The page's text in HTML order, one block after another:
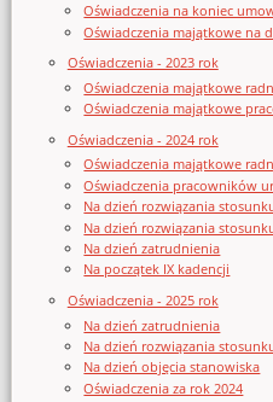
Oświadczenia na koniec
Oświadczenia majątkowe na
Oświadczenia - 2023 rok
Oświadczenia majątkowe
Oświadczenia majątkowe
Oświadczenia - 2024 rok
Oświadczenia majątkowe
Oświadczenia pracowników
Na dzień rozwiązania
Na dzień rozwiązania
Na dzień zatrudnienia
Na początek IX kadencji
Oświadczenia - 2025 rok
Na dzień zatrudnienia
Na dzień rozwiązania
Na dzień objęcia stanowiska
Oświadczenia za rok 2024